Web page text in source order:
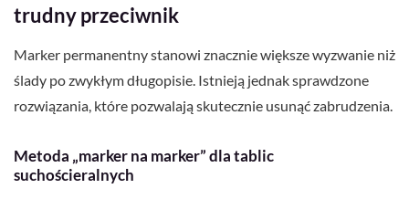
trudny przeciwnik
Marker permanentny stanowi znacznie większe wyzwanie niż
ślady po zwykłym długopisie. Istnieją jednak sprawdzone
rozwiązania, które pozwalają skutecznie usunąć zabrudzenia.
Metoda „marker na marker” dla tablic
suchościeralnych